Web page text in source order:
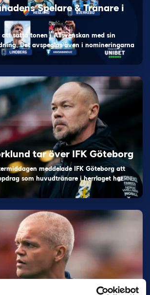
Spelare & Tränare i
att sätta tonen i Allsvenskan med sin
Det avspeglas även i nomineringarna
tar över IFK Göteborg
meddelade IFK Göteborg att
som huvudtränare i herrlaget har